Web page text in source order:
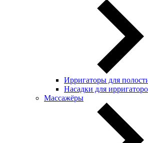
Ирригаторы для
Насадки для
Массажёры